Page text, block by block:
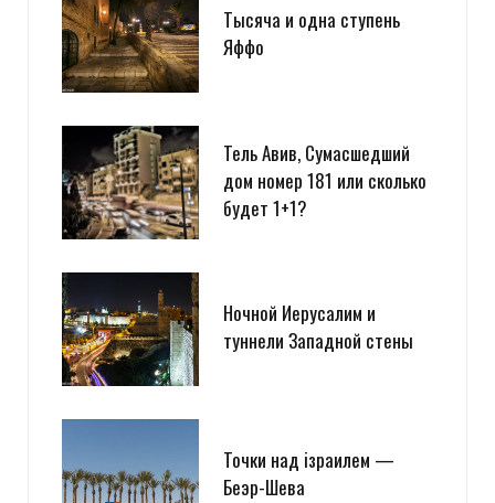
Тысяча и одна ступень
Яффо
Тель Авив, Сумасшедший
дом номер 181 или сколько
будет 1+1?
Ночной Иерусалим и
туннели Западной стены
Точки над iзраилем —
Беэр-Шева